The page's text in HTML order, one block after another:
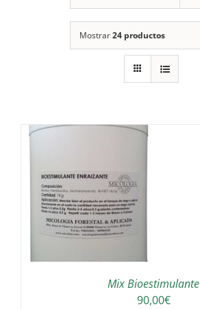
Mostrar24 productos
Mix Bioestimulante
90,00€